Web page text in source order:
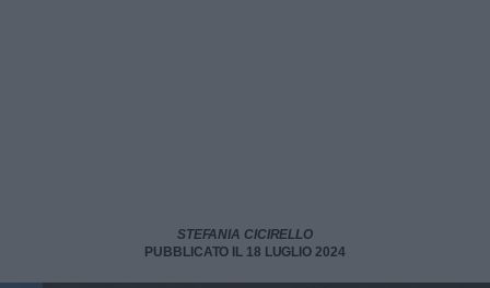
STEFANIA CICIRELLO
PUBBLICATO IL 18 LUGLIO 2024